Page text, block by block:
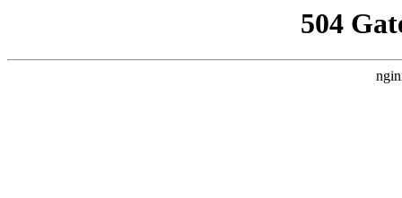
504